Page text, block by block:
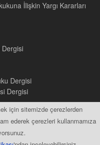
için sitemizde çerezlerden
ederek çerezleri kullanmamıza
İlişkin Yargı Kararları
Dergisi
Dergisi